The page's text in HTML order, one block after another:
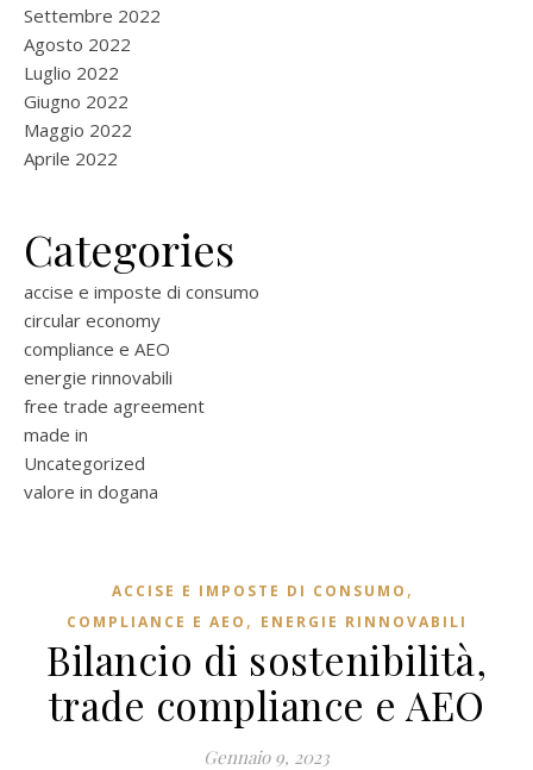
Settembre 2022
Agosto 2022
Luglio 2022
Giugno 2022
Maggio 2022
Aprile 2022
Categories
accise e imposte di consumo
circular economy
compliance e AEO
energie rinnovabili
free trade agreement
made in
Uncategorized
valore in dogana
ACCISE E IMPOSTE DI CONSUMO ,
COMPLIANCE E AEO , ENERGIE RINNOVABILI
Bilancio di sostenibilità,
trade compliance e AEO
Gennaio 9, 2023